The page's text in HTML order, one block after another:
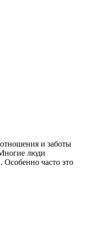
и заботы
люди
Особенно часто это